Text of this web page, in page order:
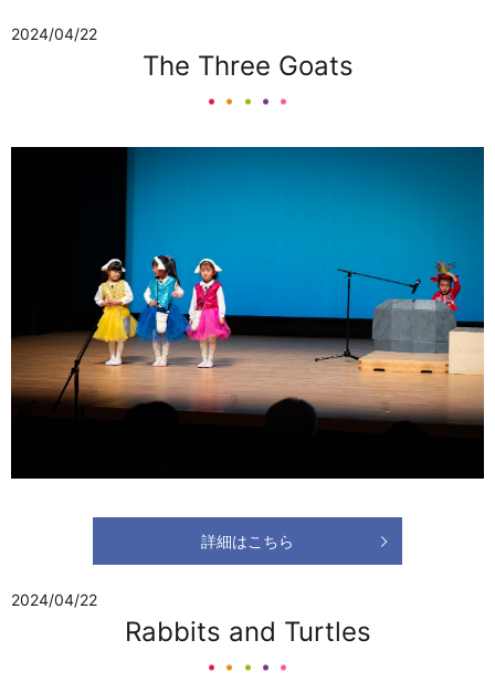
2024/04/22
The Three Goats
詳細はこちら
2024/04/22
Rabbits and Turtles